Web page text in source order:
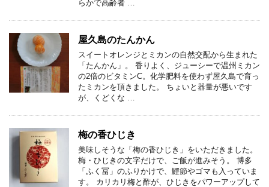
らかで高齢者 …
屋久島のたんかん
スイートオレンジとミカンの自然交配から生まれた
「たんかん」。 香りよく、ジューシーで温州ミカン
の2倍のビタミンC。化学肥料を使わず屋久島で育っ
たミカンを頂きました。 ちょいと器量が悪いです
が、くどくな …
梅の香ひじき
美味しそうな「梅の香ひじき」をいただきました。
梅・ひじきの文字だけで、ご飯が進みそう。 博多
「ふく冨」のふりかけで、鰹節やゴマも入っていま
す。 カリカリ梅と酢が、ひじきをパワーアップして